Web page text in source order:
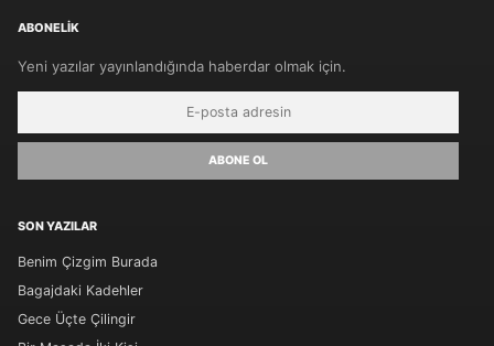
ABONELIK
Yeni yazılar yayınlandığında haberdar olmak için.
ABONE OL
SON YAZILAR
Benim Çizgim Burada
Bagajdaki Kadehler
Gece Üçte Çilingir